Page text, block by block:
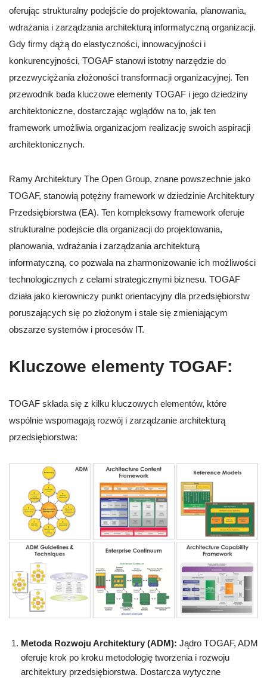
oferując strukturalny podejście do projektowania, planowania,
wdrażania i zarządzania architekturą informatyczną organizacji.
Gdy firmy dążą do elastyczności, innowacyjności i
konkurencyjności, TOGAF stanowi istotny narzędzie do
przezwyciężania złożoności transformacji organizacyjnej. Ten
przewodnik bada kluczowe elementy TOGAF i jego dziedziny
architektoniczne, dostarczając wglądów na to, jak ten
framework umożliwia organizacjom realizację swoich aspiracji
architektonicznych.
Ramy Architektury The Open Group, znane powszechnie jako
TOGAF, stanowią potężny framework w dziedzinie Architektury
Przedsiębiorstwa (EA). Ten kompleksowy framework oferuje
strukturalne podejście dla organizacji do projektowania,
planowania, wdrażania i zarządzania architekturą
informatyczną, co pozwala na zharmonizowanie ich możliwości
technologicznych z celami strategicznymi biznesu. TOGAF
działa jako kierowniczy punkt orientacyjny dla przedsiębiorstw
poruszających się po złożonym i stale się zmieniającym
obszarze systemów i procesów IT.
Kluczowe elementy TOGAF:
TOGAF składa się z kilku kluczowych elementów, które
wspólnie wspomagają rozwój i zarządzanie architekturą
przedsiębiorstwa:
Metoda Rozwoju Architektury (ADM): Jądro TOGAF, ADM
oferuje krok po kroku metodologię tworzenia i rozwoju
architektury przedsiębiorstwa. Dostarcza wytyczne